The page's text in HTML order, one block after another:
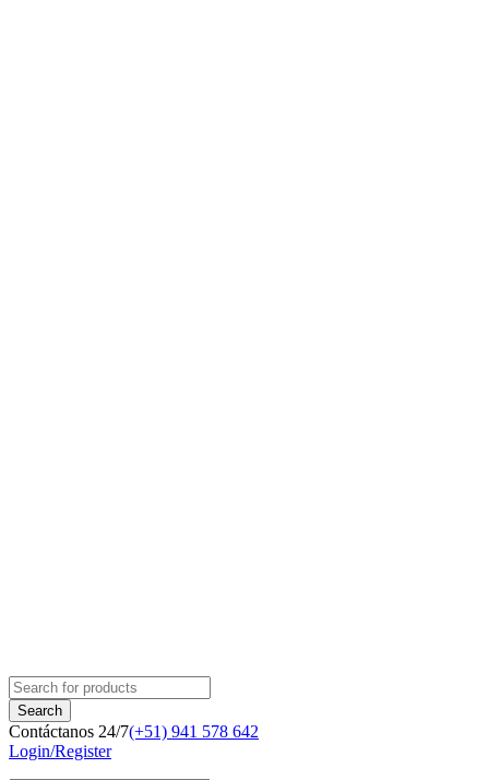
Contáctanos 24/7(+51) 941 578 642
Login/Register